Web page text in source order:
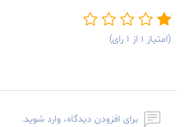
(امتیاز ۱ از ۱ رای)
برای افزودن دیدگاه، وارد شوید.